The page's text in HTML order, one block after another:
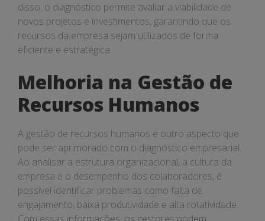
disso, o diagnóstico permite avaliar a viabilidade de
novos projetos e investimentos, garantindo que os
recursos da empresa sejam utilizados de forma
eficiente e estratégica.
Melhoria na Gestão de
Recursos Humanos
A gestão de recursos humanos é outro aspecto que
pode ser aprimorado com o diagnóstico empresarial.
Ao analisar a estrutura organizacional, a cultura da
empresa e o desempenho dos colaboradores, é
possível identificar problemas como falta de
engajamento, baixa produtividade e alta rotatividade.